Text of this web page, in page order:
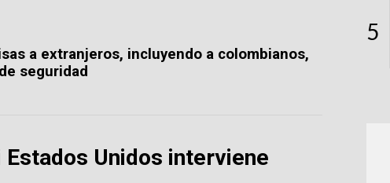
a extranjeros, incluyendo a colombianos,
seguridad
Unidos interviene
5